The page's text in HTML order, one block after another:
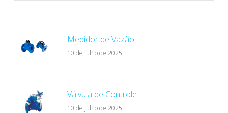
Medidor de Vazão
10 de julho de 2025
Válvula de Controle
10 de julho de 2025